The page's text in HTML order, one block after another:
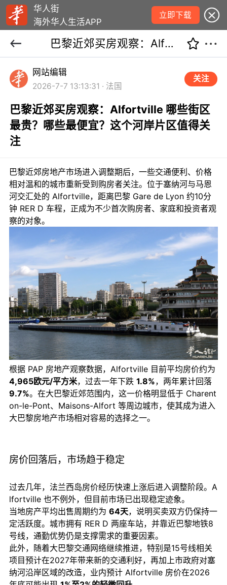
华人街
海外华人生活APP
立即下载
巴黎近郊买房观察：Alfortville 哪些街区最贵？哪些最便宜？这个河岸片区值得关注
网站编辑
2026-7-7 13:13:31 · 法国
关注
巴黎近郊买房观察：Alfortville 哪些街区
最贵？哪些最便宜？这个河岸片区值得关
注
巴黎近郊房地产市场进入调整期后，一些交通便利、价格
相对温和的城市重新受到购房者关注。位于塞纳河与马恩
河交汇处的 Alfortville，距离巴黎 Gare de Lyon 约10分
钟 RER D 车程，正成为不少首次购房者、家庭和投资者观
察的对象。
根据 PAP 房地产观察数据，Alfortville 目前平均房价约为
4,965欧元/平方米，过去一年下跌1.8%，两年累计回落
9.7%。在大巴黎近郊范围内，这一价格明显低于 Charent
on-le-Pont、Maisons-Alfort 等周边城市，使其成为进入
大巴黎房地产市场相对容易的选择之一。
房价回落后，市场趋于稳定
过去几年，法兰西岛房价经历快速上涨后进入调整阶段。A
lfortville 也不例外，但目前市场已出现稳定迹象。
当地房产平均出售周期约为64天，说明买卖双方仍保持一
定活跃度。城市拥有 RER D 两座车站，并靠近巴黎地铁8
号线，通勤优势仍是支撑需求的重要因素。
此外，随着大巴黎交通网络继续推进，特别是15号线相关
项目预计在2027年带来新的交通利好，再加上市政府对塞
纳河沿岸区域的改造，业内预计 Alfortville 房价在2026